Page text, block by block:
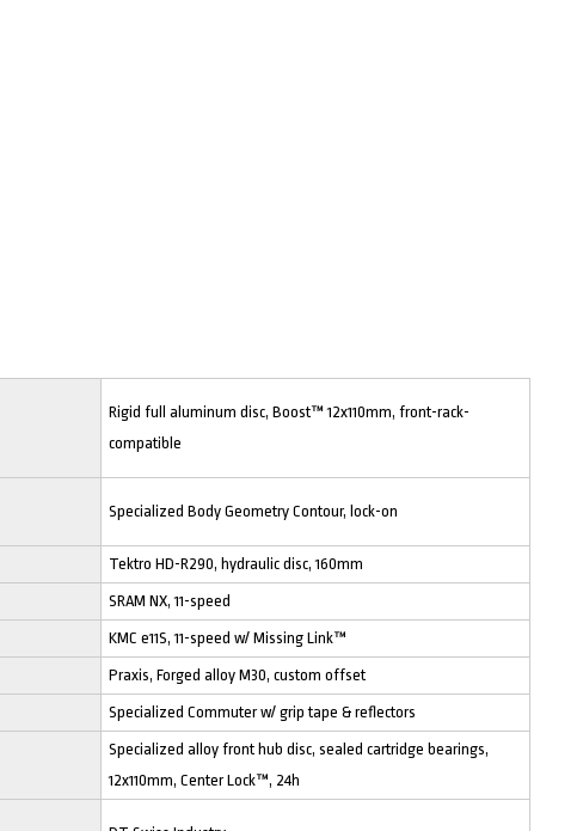
Rigid full aluminum disc, Boost™ 12x110mm, front-rack-
compatible
Specialized Body Geometry Contour, lock-on
Tektro HD-R290, hydraulic disc, 160mm
SRAM NX, 11-speed
KMC e11S, 11-speed w/ Missing Link™
Praxis, Forged alloy M30, custom offset
Specialized Commuter w/ grip tape & reflectors
Specialized alloy front hub disc, sealed cartridge bearings,
12x110mm, Center Lock™, 24h